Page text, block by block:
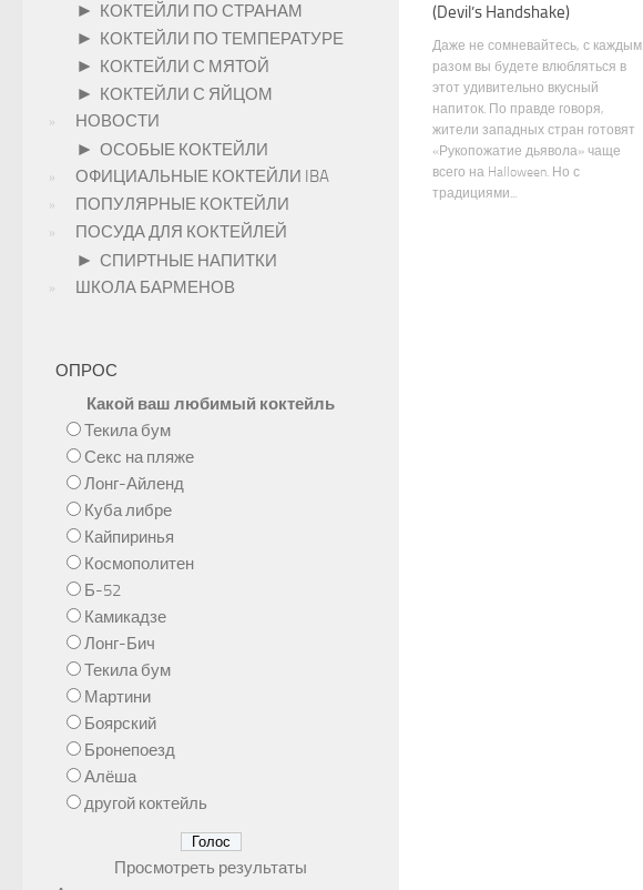
(Devil’s Handshake)
Даже не сомневайтесь, с каждым
разом вы будете влюбляться в
этот удивительно вкусный
напиток. По правде говоря,
жители западных стран готовят
«Рукопожатие дьявола» чаще
всего на Halloween. Но с
традициями...
► КОКТЕЙЛИ ПО СТРАНАМ
► КОКТЕЙЛИ ПО ТЕМПЕРАТУРЕ
► КОКТЕЙЛИ С МЯТОЙ
► КОКТЕЙЛИ С ЯЙЦОМ
НОВОСТИ
► ОСОБЫЕ КОКТЕЙЛИ
ОФИЦИАЛЬНЫЕ КОКТЕЙЛИ IBA
ПОПУЛЯРНЫЕ КОКТЕЙЛИ
ПОСУДА ДЛЯ КОКТЕЙЛЕЙ
► СПИРТНЫЕ НАПИТКИ
ШКОЛА БАРМЕНОВ
ОПРОС
Какой ваш любимый коктейль
Текила бум
Секс на пляже
Лонг-Айленд
Куба либре
Кайпиринья
Космополитен
Б-52
Камикадзе
Лонг-Бич
Текила бум
Мартини
Боярский
Бронепоезд
Алёша
другой коктейль
Просмотреть результаты